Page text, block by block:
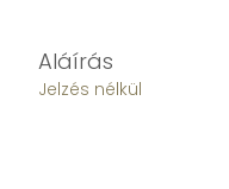
Aláírás
Jelzés nélkül